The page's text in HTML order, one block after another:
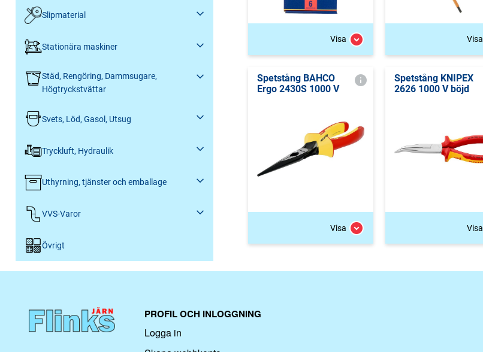
Slipmaterial
Stationära maskiner
Städ, Rengöring, Dammsugare,
Högtryckstvättar
Svets, Löd, Gasol, Utsug
Tryckluft, Hydraulik
Uthyrning, tjänster och emballage
VVS-Varor
Övrigt
Visa Visa
Spetstång BAHCO
Ergo 2430S 1000 V
Visa
Spetstång KNIPEX
2626 1000 V böjd
Visa
PROFIL OCH INLOGGNING
Logga in